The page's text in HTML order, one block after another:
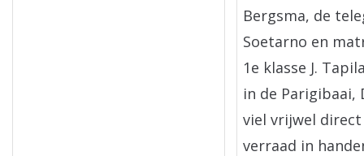
Bergsma, de
Soetarno en
1e klasse J.
in de Parigibaai,
viel vrijwel
verraad in